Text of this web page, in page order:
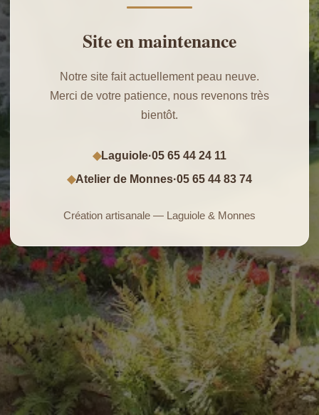
Site en maintenance
Notre site fait actuellement peau neuve.
Merci de votre patience, nous revenons très
bientôt.
◆Laguiole·05 65 44 24 11
◆Atelier de Monnes·05 65 44 83 74
Création artisanale — Laguiole & Monnes